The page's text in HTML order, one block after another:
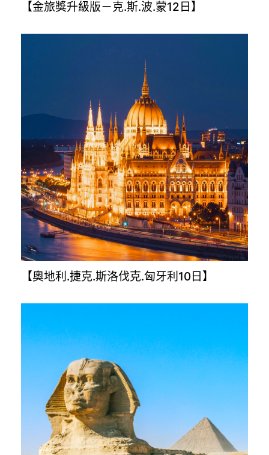
【金旅獎升級版－克.斯.波.蒙12日】
【奧地利.捷克.斯洛伐克.匈牙利10日】